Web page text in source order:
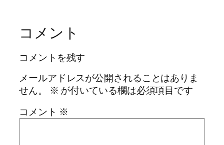
コメント
コメントを残す
メールアドレスが公開されることはありま
せん。
※ が付いている欄は必須項目です
コメント ※